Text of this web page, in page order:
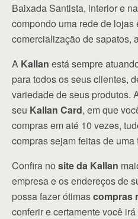
Baixada Santista, interior e
compondo uma rede de
comercialização de sapatos,
A Kallan está sempre
para todos os seus clientes,
variedade de seus produtos.
seu Kallan Card, em que
compras em até 10 vezes,
compras sejam feitas de uma
Confira no site da Kallan
empresa e os endereços de
possa fazer ótimascompras
conferir e certamente você